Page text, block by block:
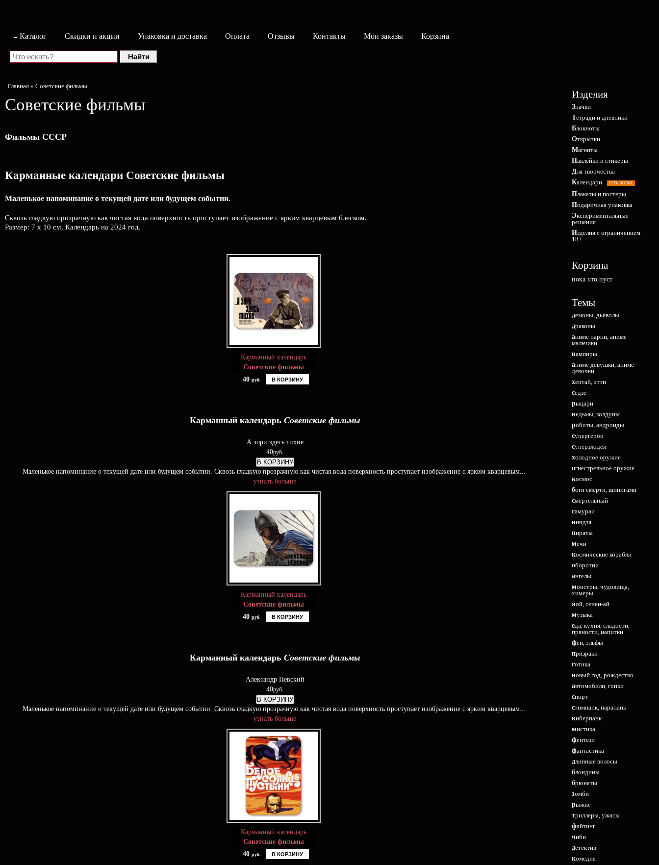
≡ Каталог Скидки и акции Упаковка и доставка Оплата Отзывы Контакты Мои заказы Корзина
Главная » Советские фильмы
Советские фильмы
Фильмы СССР
Карманные календари Советские фильмы
Маленькое напоминание о текущей дате или будущем событии.
Сквозь гладкую прозрачную как чистая вода поверхность проступает изображение с ярким кварцевым блеском.
Размер: 7 х 10 см. Календарь на 2024 год.
Карманный календарь
Советские фильмы
40 руб. В КОРЗИНУ
Карманный календарь Советские фильмы
А зори здесь тихие
40руб.
В КОРЗИНУ
Маленькое напоминание о текущей дате или будущем событии. Сквозь гладкую прозрачную как чистая вода поверхность проступает изображение с ярким кварцевым...
узнать больше
Карманный календарь
Советские фильмы
40 руб. В КОРЗИНУ
Карманный календарь Советские фильмы
Александр Невский
40руб.
В КОРЗИНУ
Маленькое напоминание о текущей дате или будущем событии. Сквозь гладкую прозрачную как чистая вода поверхность проступает изображение с ярким кварцевым...
узнать больше
Карманный календарь
Советские фильмы
40 руб. В КОРЗИНУ
Изделия
Значки
Тетради и дневники
Блокноты
Открытки
Магниты
Наклейки и стикеры
Для творчества
Календари
ЕСТЬ НОВЫЕ
Плакаты и постеры
Подарочная упаковка
Экспериментальные
решения
Изделия с ограничением
18+
Корзина
пока что пуст
Темы
демоны, дьяволы
драконы
аниме парни, аниме
мальчики
вампиры
аниме девушки, аниме
девочки
хентай, этти
сёдзе
рыцари
ведьмы, колдуны
роботы, андроиды
супергерои
суперзлодеи
холодное оружие
огнестрельное оружие
космос
боги смерти, шинигами
смертельный
самураи
ниндзя
пираты
мечи
космические корабли
оборотни
ангелы
монстры, чудовища,
химеры
яой, сенен-ай
музыка
еда, кухня, сладости,
пряности, напитки
феи, эльфы
призраки
готика
новый год, рождество
автомобили, гонки
спорт
стимпанк, парапанк
киберпанк
мистика
фентези
фантастика
длинные волосы
блондины
брюнеты
зомби
рыжие
триллеры, ужасы
файтинг
чиби
детектив
комедия